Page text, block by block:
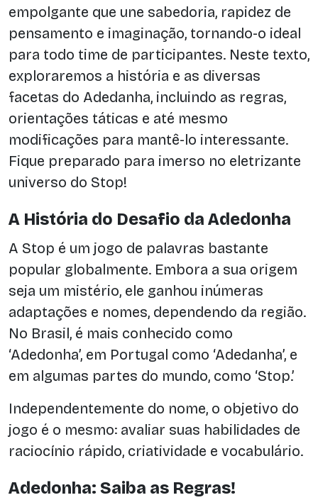
empolgante que une sabedoria, rapidez de
pensamento e imaginação, tornando-o ideal
para todo time de participantes. Neste texto,
exploraremos a história e as diversas
facetas do Adedanha, incluindo as regras,
orientações táticas e até mesmo
modificações para mantê-lo interessante.
Fique preparado para imerso no eletrizante
universo do Stop!
A História do Desafio da Adedonha
A Stop é um jogo de palavras bastante
popular globalmente. Embora a sua origem
seja um mistério, ele ganhou inúmeras
adaptações e nomes, dependendo da região.
No Brasil, é mais conhecido como
‘Adedonha’, em Portugal como ‘Adedanha’, e
em algumas partes do mundo, como ‘Stop.’
Independentemente do nome, o objetivo do
jogo é o mesmo: avaliar suas habilidades de
raciocínio rápido, criatividade e vocabulário.
Adedonha: Saiba as Regras!